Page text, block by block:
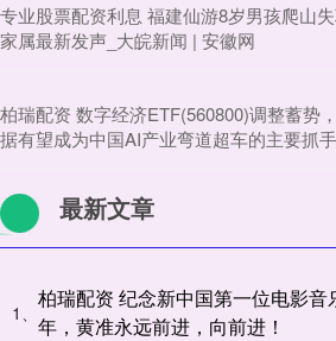
专业股票配资利息 福建仙游8岁男孩爬山
家属最新发声_大皖新闻 | 安徽网
柏瑞配资 数字经济ETF(560800)调整蓄势
据有望成为中国AI产业弯道超车的主要抓手
最新文章
1、
柏瑞配资 纪念新中国第一位电影
年，黄准永远前进，向前进！